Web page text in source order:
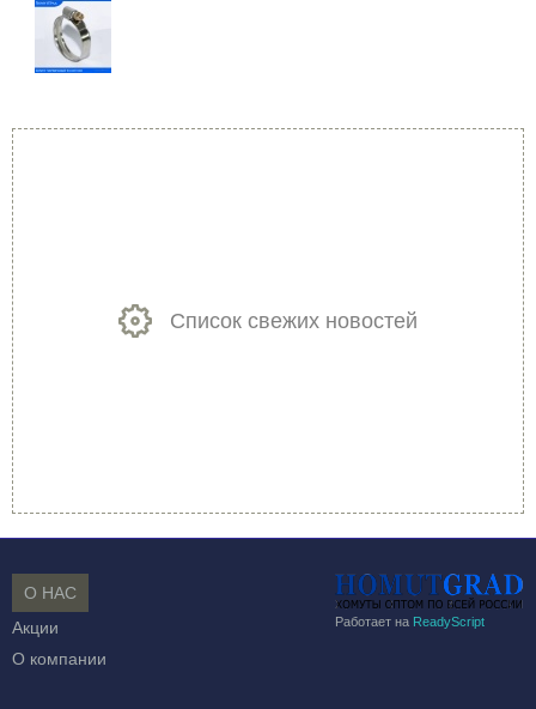
Список свежих новостей
Работает на ReadyScript
О НАС
Акции
О компании